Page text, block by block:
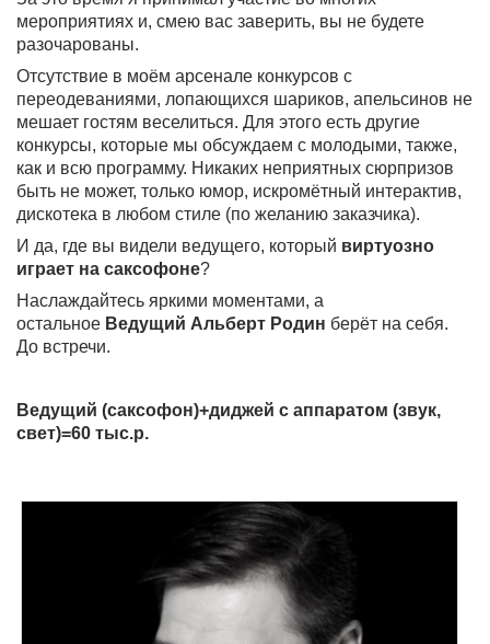
мероприятиях и, смею вас заверить, вы не будете
разочарованы.
Отсутствие в моём арсенале конкурсов с
переодеваниями, лопающихся шариков, апельсинов не
мешает гостям веселиться. Для этого есть другие
конкурсы, которые мы обсуждаем с молодыми, также,
как и всю программу. Никаких неприятных сюрпризов
быть не может, только юмор, искромётный интерактив,
дискотека в любом стиле (по желанию заказчика).
И да, где вы видели ведущего, который виртуозно
играет на саксофоне?
Наслаждайтесь яркими моментами, а
остальное Ведущий Альберт Родин берёт на себя.
До встречи.
Ведущий (саксофон)+диджей с аппаратом (звук,
свет)=60 тыс.р.